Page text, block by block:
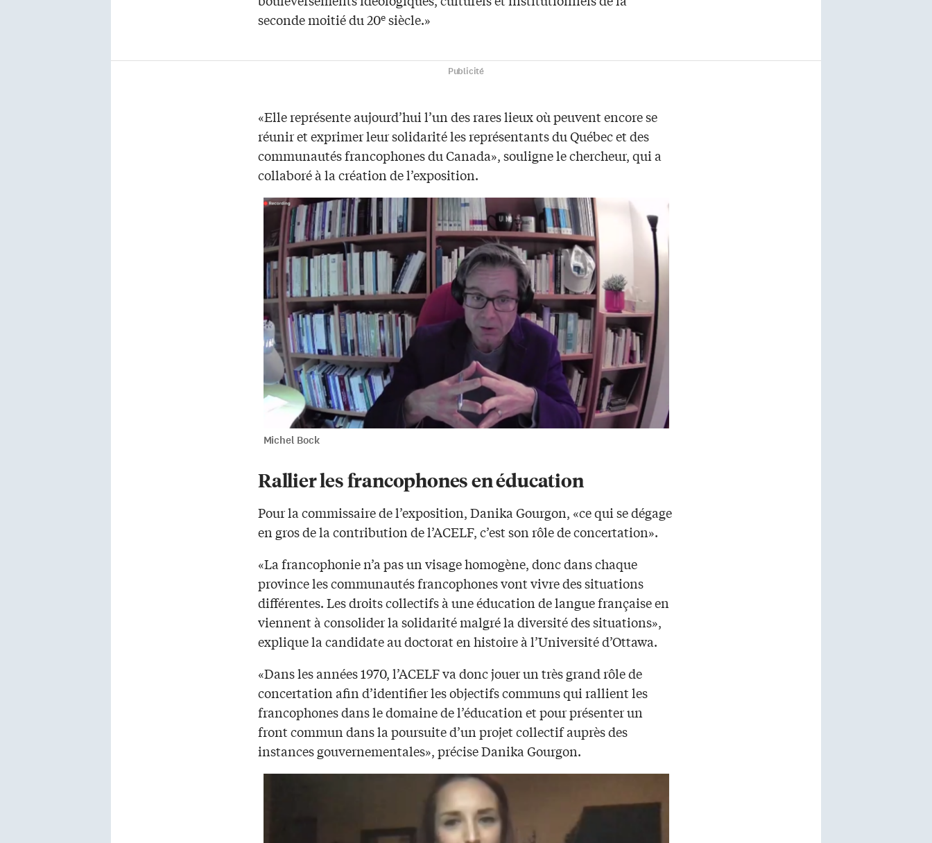
seconde moitié du 20e siècle.»
Publicité
«Elle représente aujourd’hui l’un des rares lieux où peuvent encore se
réunir et exprimer leur solidarité les représentants du Québec et des
communautés francophones du Canada», souligne le chercheur, qui a
collaboré à la création de l’exposition.
Michel Bock
Rallier les francophones en éducation
Pour la commissaire de l’exposition, Danika Gourgon, «ce qui se dégage
en gros de la contribution de l’ACELF, c’est son rôle de concertation».
«La francophonie n’a pas un visage homogène, donc dans chaque
province les communautés francophones vont vivre des situations
différentes. Les droits collectifs à une éducation de langue française en
viennent à consolider la solidarité malgré la diversité des situations»,
explique la candidate au doctorat en histoire à l’Université d’Ottawa.
«Dans les années 1970, l’ACELF va donc jouer un très grand rôle de
concertation afin d’identifier les objectifs communs qui rallient les
francophones dans le domaine de l’éducation et pour présenter un
front commun dans la poursuite d’un projet collectif auprès des
instances gouvernementales», précise Danika Gourgon.